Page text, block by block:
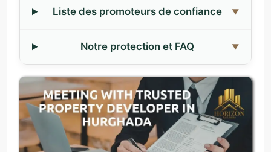
Liste des promoteurs de confiance
Notre protection et FAQ